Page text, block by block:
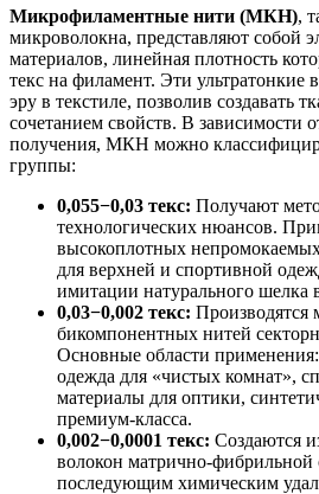
Микрофиламентные нити (МКН),
микроволокна, представляют собой
материалов, линейная плотность
текс на филамент. Эти ультратонкие
эру в текстиле, позволив создавать
сочетанием свойств. В зависимости
получения, МКН можно
группы:
0,055−0,03 текс: Получают
технологических нюансов.
высокоплотных
для верхней и спортивной
имитации натурального шелка
0,03−0,002 текс: Производятся
бикомпонентных нитей
Основные области применения:
одежда для «чистых комнат»,
материалы для оптики,
премиум-класса.
0,002−0,0001 текс: Создаются
волокон матрично-фибрильной
последующим химическим